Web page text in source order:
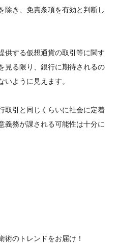
除き、免責条項を有効と判断し
供する仮想通貨の取引等に関す
見る限り、銀行に期待されるの
いように見えます。
取引と同じくらいに社会に定着
義務が課される可能性は十分に
術のトレンドをお届け！